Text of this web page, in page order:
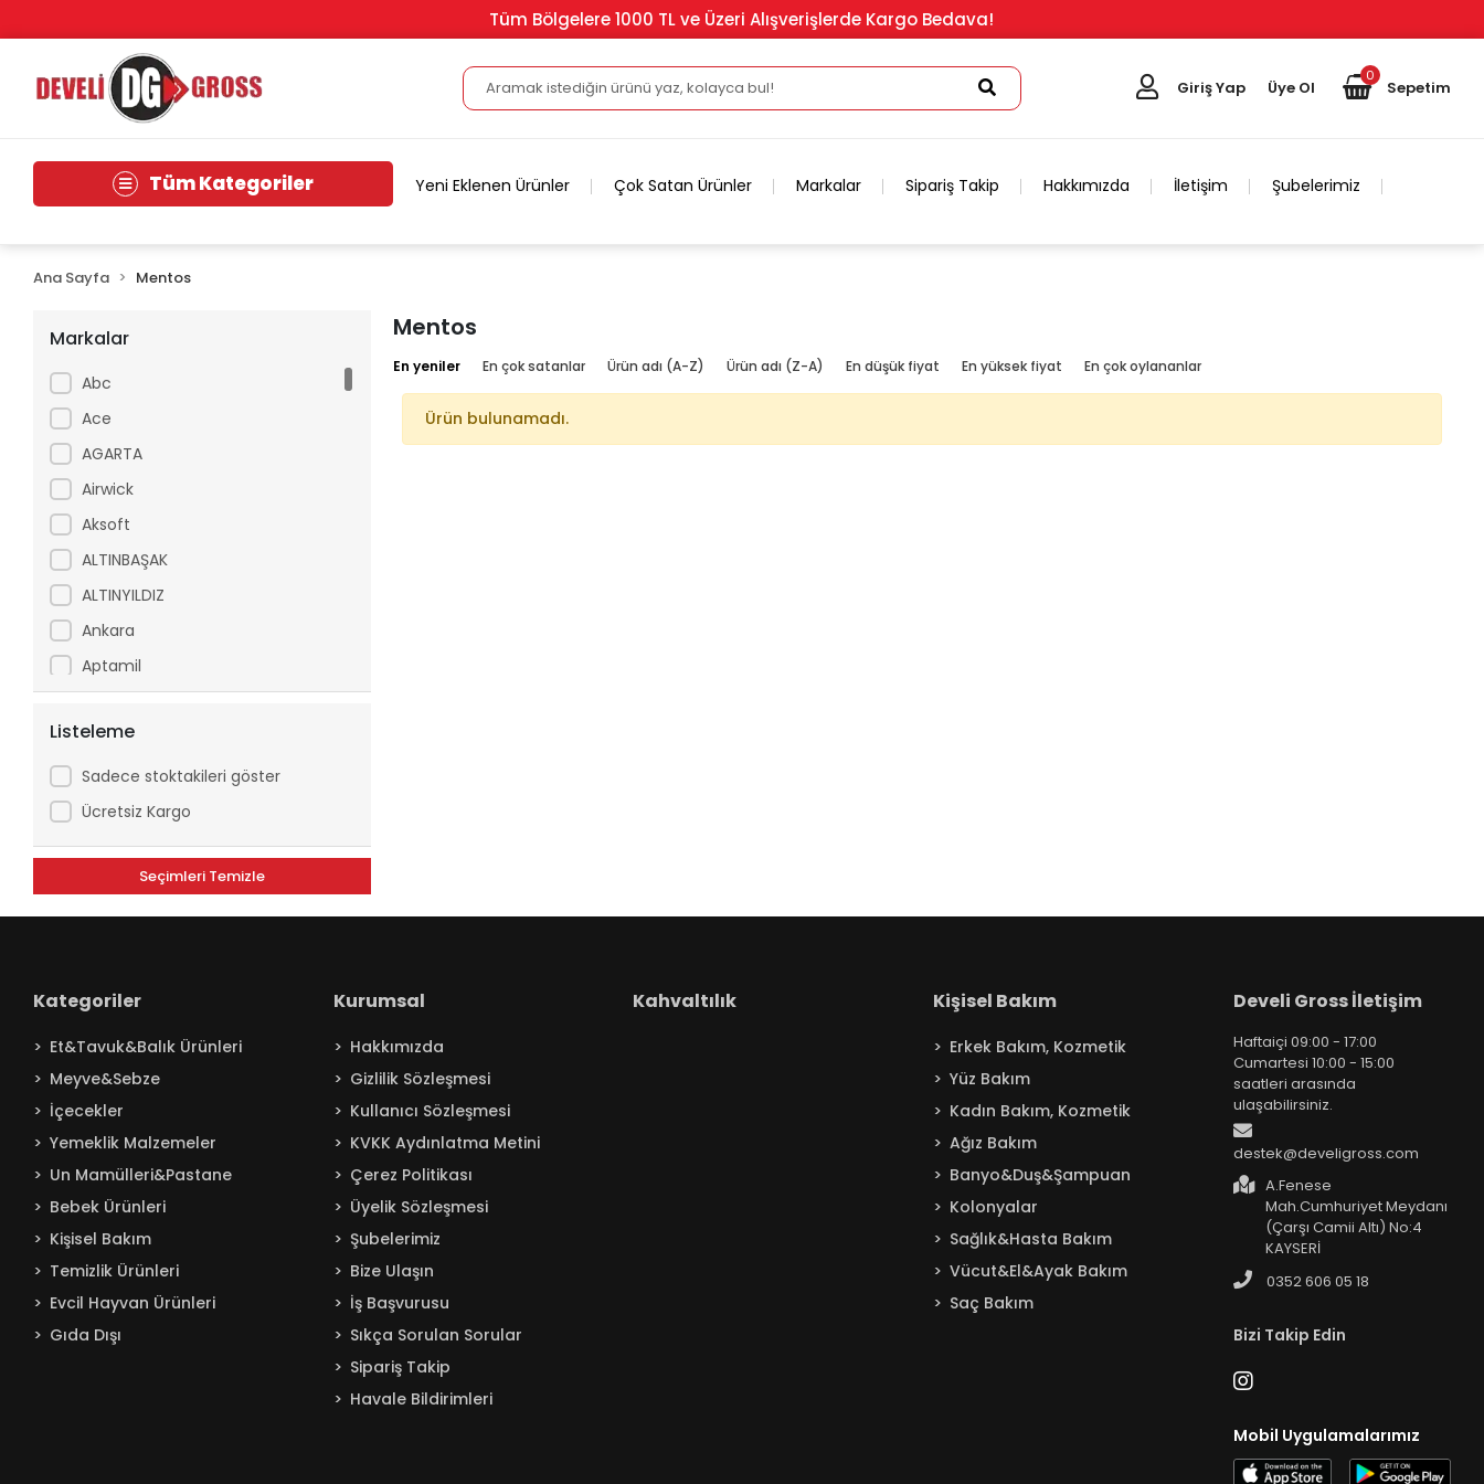
Tüm Bölgelere 1000 TL ve Üzeri Alışverişlerde Kargo Bedava!
Giriş Yap Üye Ol
0
Sepetim
Tüm Kategoriler Yeni Eklenen Ürünler Çok Satan Ürünler Markalar Sipariş Takip Hakkımızda İletişim Şubelerimiz
Ana Sayfa Mentos
Markalar
Abc
Ace
AGARTA
Airwick
Aksoft
ALTINBAŞAK
ALTINYILDIZ
Ankara
Aptamil
Ariel
Arko
Asperox
ASSE
ATILGAN
Avşar
Baby Turco
Badem
Bağdat
Bebelac
Beta
Beyaz
BEYPAZARI
Bingo
Listeleme
Sadece stoktakileri göster
Ücretsiz Kargo
Seçimleri Temizle
Mentos
En yeniler En çok satanlar Ürün adı (A-Z) Ürün adı (Z-A) En düşük fiyat En yüksek fiyat En çok oylananlar
Ürün bulunamadı.
Kategoriler
Et&Tavuk&Balık Ürünleri
Meyve&Sebze
İçecekler
Yemeklik Malzemeler
Un Mamülleri&Pastane
Bebek Ürünleri
Kişisel Bakım
Temizlik Ürünleri
Evcil Hayvan Ürünleri
Gıda Dışı
Kurumsal
Hakkımızda
Gizlilik Sözleşmesi
Kullanıcı Sözleşmesi
KVKK Aydınlatma Metini
Çerez Politikası
Üyelik Sözleşmesi
Şubelerimiz
Bize Ulaşın
İş Başvurusu
Sıkça Sorulan Sorular
Sipariş Takip
Havale Bildirimleri
Kahvaltılık Kişisel Bakım
Erkek Bakım, Kozmetik
Yüz Bakım
Kadın Bakım, Kozmetik
Ağız Bakım
Banyo&Duş&Şampuan
Kolonyalar
Sağlık&Hasta Bakım
Vücut&El&Ayak Bakım
Saç Bakım
Develi Gross İletişim
Haftaiçi 09:00 - 17:00
Cumartesi 10:00 - 15:00
saatleri arasında
ulaşabilirsiniz.
destek@develigross.com
A.Fenese
Mah.Cumhuriyet Meydanı
(Çarşı Camii Altı) No:4
KAYSERİ
0352 606 05 18
Bizi Takip Edin
Mobil Uygulamalarımız